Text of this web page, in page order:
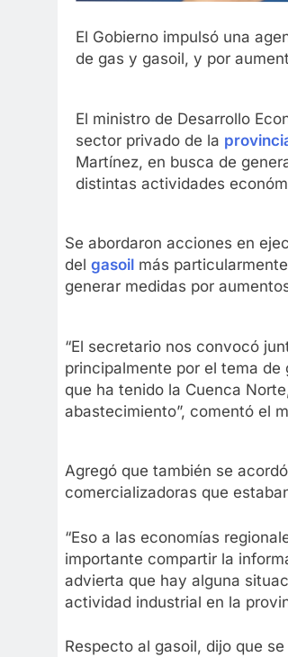
El Gobierno impulsó una
de gas y gasoil, y por
El ministro de Desarrollo
sector privado de la
Martínez, en busca de
distintas actividades
Se abordaron acciones en
del gasoil más
generar medidas por
“El secretario nos convocó
principalmente por el tema
que ha tenido la Cuenca
abastecimiento”, comentó el
Agregó que también se
comercializadoras que
“Eso a las economías
importante compartir la
advierta que hay alguna
actividad industrial en la
Respecto al gasoil, dijo que